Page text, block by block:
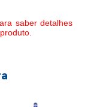
saber detalhes